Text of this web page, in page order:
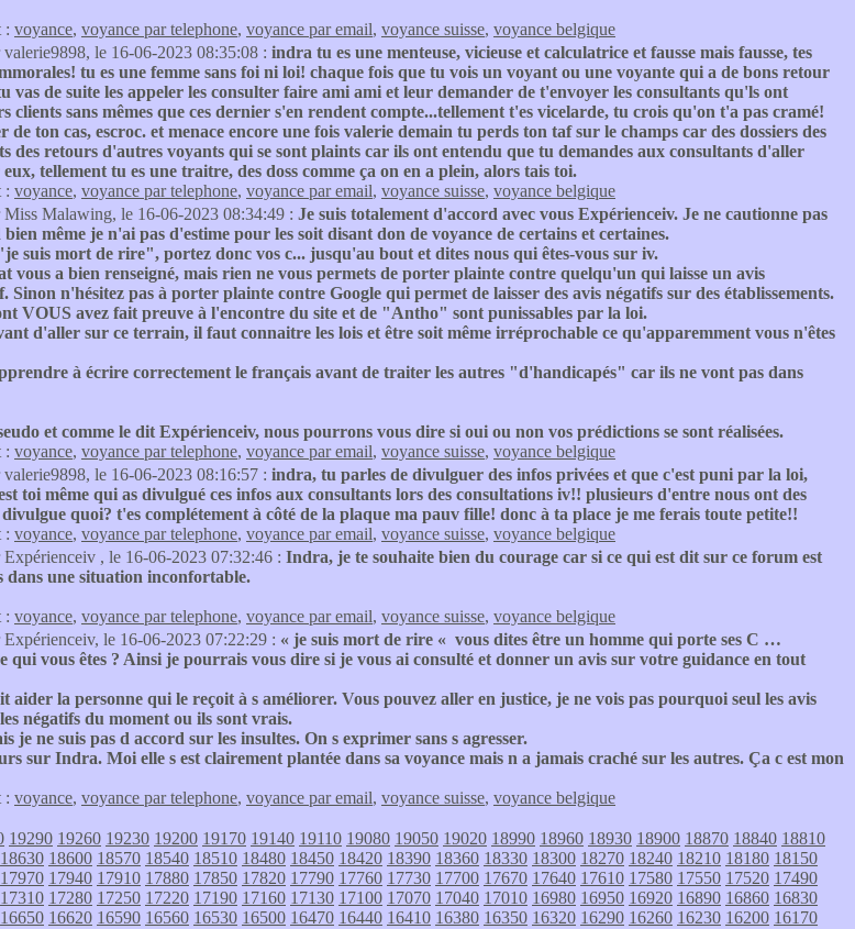
: voyance, voyance par telephone, voyance par email, voyance suisse, voyance belgique
valerie9898, le 16-06-2023 08:35:08 : indra tu es une menteuse, vicieuse et calculatrice et fausse mais fausse, tes
tu es une femme sans foi ni loi! chaque fois que tu vois un voyant ou une voyante qui a de bons retour
vas de suite les appeler les consulter faire ami ami et leur demander de t'envoyer les consultants qu'ls ont
clients sans mêmes que ces dernier s'en rendent compte...tellement t'es vicelarde, tu crois qu'on t'a pas cramé!
de ton cas, escroc. et menace encore une fois valerie demain tu perds ton taf sur le champs car des dossiers des
des retours d'autres voyants qui se sont plaints car ils ont entendu que tu demandes aux consultants d'aller
tellement tu es une traitre, des doss comme ça on en a plein, alors tais toi.
: voyance, voyance par telephone, voyance par email, voyance suisse, voyance belgique
Miss Malawing, le 16-06-2023 08:34:49 : Je suis totalement d'accord avec vous Expérienceiv. Je ne cautionne pas
même je n'ai pas d'estime pour les soit disant don de voyance de certains et certaines.
suis mort de rire", portez donc vos c... jusqu'au bout et dites nous qui êtes-vous sur iv.
vous a bien renseigné, mais rien ne vous permets de porter plainte contre quelqu'un qui laisse un avis
Sinon n'hésitez pas à porter plainte contre Google qui permet de laisser des avis négatifs sur des établissements.
VOUS avez fait preuve à l'encontre du site et de "Antho" sont punissables par la loi.
d'aller sur ce terrain, il faut connaitre les lois et être soit même irréprochable ce qu'apparemment vous n'êtes
à écrire correctement le français avant de traiter les autres "d'handicapés" car ils ne vont pas dans
et comme le dit Expérienceiv, nous pourrons vous dire si oui ou non vos prédictions se sont réalisées.
: voyance, voyance par telephone, voyance par email, voyance suisse, voyance belgique
valerie9898, le 16-06-2023 08:16:57 : indra, tu parles de divulguer des infos privées et que c'est puni par la loi,
toi même qui as divulgué ces infos aux consultants lors des consultations iv!! plusieurs d'entre nous ont des
quoi? t'es complétement à côté de la plaque ma pauv fille! donc à ta place je me ferais toute petite!!
: voyance, voyance par telephone, voyance par email, voyance suisse, voyance belgique
Expérienceiv , le 16-06-2023 07:32:46 : Indra, je te souhaite bien du courage car si ce qui est dit sur ce forum est
dans une situation inconfortable.
: voyance, voyance par telephone, voyance par email, voyance suisse, voyance belgique
Expérienceiv, le 16-06-2023 07:22:29 : « je suis mort de rire « vous dites être un homme qui porte ses C …
qui vous êtes ? Ainsi je pourrais vous dire si je vous ai consulté et donner un avis sur votre guidance en tout
aider la personne qui le reçoit à s améliorer. Vous pouvez aller en justice, je ne vois pas pourquoi seul les avis
négatifs du moment ou ils sont vrais.
je ne suis pas d accord sur les insultes. On s exprimer sans s agresser.
sur Indra. Moi elle s est clairement plantée dans sa voyance mais n a jamais craché sur les autres. Ça c est mon
: voyance, voyance par telephone, voyance par email, voyance suisse, voyance belgique
19290 19260 19230 19200 19170 19140 19110 19080 19050 19020 18990 18960 18930 18900 18870 18840 18810
18630 18600 18570 18540 18510 18480 18450 18420 18390 18360 18330 18300 18270 18240 18210 18180 18150
17970 17940 17910 17880 17850 17820 17790 17760 17730 17700 17670 17640 17610 17580 17550 17520 17490
17310 17280 17250 17220 17190 17160 17130 17100 17070 17040 17010 16980 16950 16920 16890 16860 16830
16650 16620 16590 16560 16530 16500 16470 16440 16410 16380 16350 16320 16290 16260 16230 16200 16170